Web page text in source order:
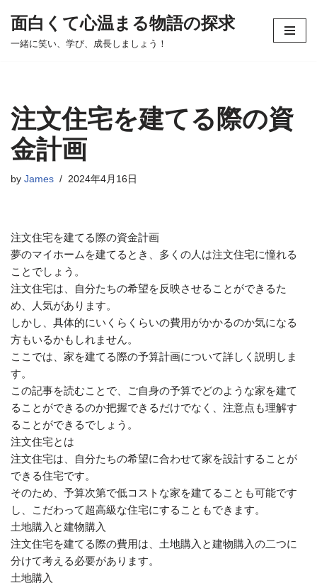
コ
ツ
へ
ス
キ
ッ
面白くて心温まる物語の探求
一緒に笑い、学び、成長しましょう！
注文住宅を建てる際の資
金計画
by James 2024年4月16日
注文住宅を建てる際の資金計画
夢のマイホームを建てるとき、多くの人は注文住宅に憧れる
ことでしょう。
注文住宅は、自分たちの希望を反映させることができるた
め、人気があります。
しかし、具体的にいくらくらいの費用がかかるのか気になる
方もいるかもしれません。
ここでは、家を建てる際の予算計画について詳しく説明しま
す。
この記事を読むことで、ご自身の予算でどのような家を建て
ることができるのか把握できるだけでなく、注意点も理解す
ることができるでしょう。
注文住宅とは
注文住宅は、自分たちの希望に合わせて家を設計することが
できる住宅です。
そのため、予算次第で低コストな家を建てることも可能です
し、こだわって超高級な住宅にすることもできます。
土地購入と建物購入
注文住宅を建てる際の費用は、土地購入と建物購入の二つに
分けて考える必要があります。
土地購入